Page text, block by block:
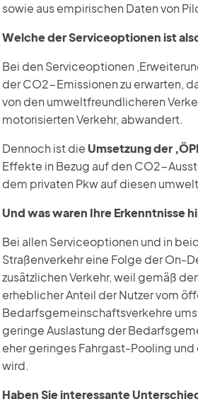
sowie aus empirischen Daten von
Welche der Serviceoptionen ist
Bei den Serviceoptionen
der CO2-Emissionen zu erwarten,
von den umweltfreundlicheren
motorisierten Verkehr, abwandert.
Dennoch ist die Umsetzung der
Effekte in Bezug auf den CO2-
dem privaten Pkw auf diesen
Und was waren Ihre Erkenntnisse
Bei allen Serviceoptionen und in
Straßenverkehr eine Folge der On-
zusätzlichen Verkehr, weil gemäß
erheblicher Anteil der Nutzer vom
Bedarfsgemeinschaftsverkehre
geringe Auslastung der
eher geringes Fahrgast-Pooling
wird.
Haben Sie interessante